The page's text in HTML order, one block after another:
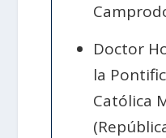
Doctor
la
Católica